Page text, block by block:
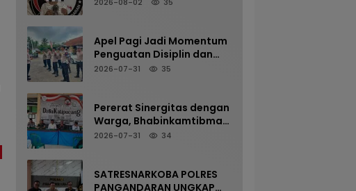
Apel Pagi Jadi Momentum
Penguatan Disiplin dan
Kesiapan Personel Polsek
2026-07-31 35
Pererat Sinergitas dengan
Warga, Bhabinkamtibmas
Desa Kalipucang Ikuti
2026-07-31 34
SATRESNARKOBA POLRES
PANGANDARAN UNGKAP